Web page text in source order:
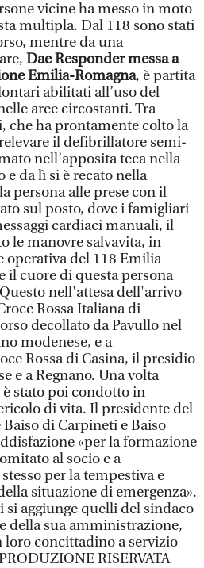
vicine ha messo in moto
multipla. Dal 118 sono stati
mentre da una
Dae Responder messa a
Emilia-Romagna, è partita
abilitati all’uso del
aree circostanti. Tra
che ha prontamente colto la
il defibrillatore semi-
nell’apposita teca nella
e da lì si è recato nella
persona alle prese con il
sul posto, dove i famigliari
cardiaci manuali, il
le manovre salvavita, in
operativa del 118 Emilia
il cuore di questa persona
nell'attesa dell'arrivo
Rossa Italiana di
decollato da Pavullo nel
modenese, e a
Rossa di Casina, il presidio
e a Regnano. Una volta
stato poi condotto in
di vita. Il presidente del
di Carpineti e Baiso
«per la formazione
al socio e a
per la tempestiva e
situazione di emergenza».
aggiunge quelli del sindaco
della sua amministrazione,
loro concittadino a servizio
RISERVATA